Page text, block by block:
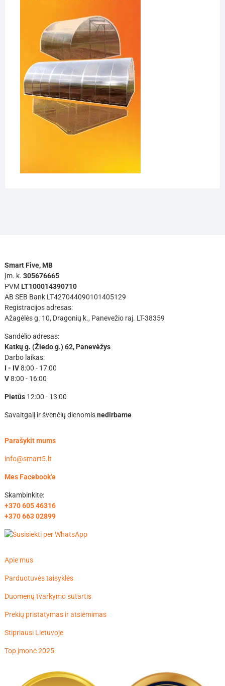
Smart Five, MB
Įm. k. 305676665
PVM LT100014390710
AB SEB Bank LT427044090101405129
Registracijos adresas:
Ažagėlės g. 10, Dragonių k., Panevežio raj. LT-38359
Sandėlio adresas:
Katkų g. (Žiedo g.) 62, Panevėžys
Darbo laikas:
I - IV8:00 - 17:00
V8:00 - 16:00
Pietūs12:00 - 13:00
Savaitgalį ir švenčių dienomisnedirbame
Parašykit mums
info@smart5.lt
Mes Facebook'e
Skambinkite:
+370 605 46316
+370 663 02899
Apie mus
Parduotuvės taisyklės
Duomenų tvarkymo sutartis
Prekių pristatymas ir atsiėmimas
Stipriausi Lietuvoje
Top įmonė 2025